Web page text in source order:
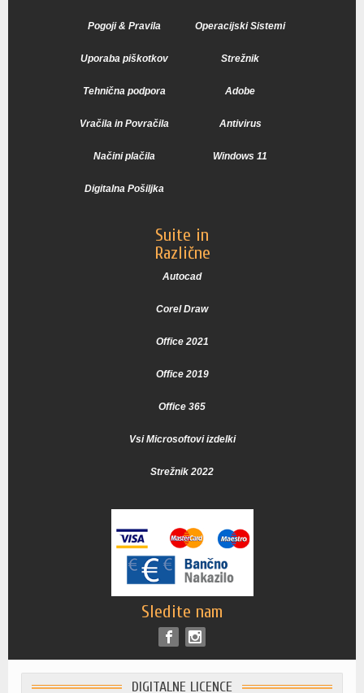
Pogoji & Pravila
Uporaba piškotkov
Tehnična podpora
Vračila in Povračila
Načini plačila
Digitalna Pošiljka
Operacijski Sistemi
Strežnik
Adobe
Antivirus
Windows 11
Suite in
Različne
Autocad
Corel Draw
Office 2021
Office 2019
Office 365
Vsi Microsoftovi izdelki
Strežnik 2022
Sledite nam
DIGITALNE LICENCE